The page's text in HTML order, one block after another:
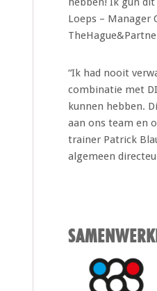
Loeps – Manager
“Ik had nooit
combinatie met
kunnen hebben.
aan ons team en
trainer Patrick
algemeen